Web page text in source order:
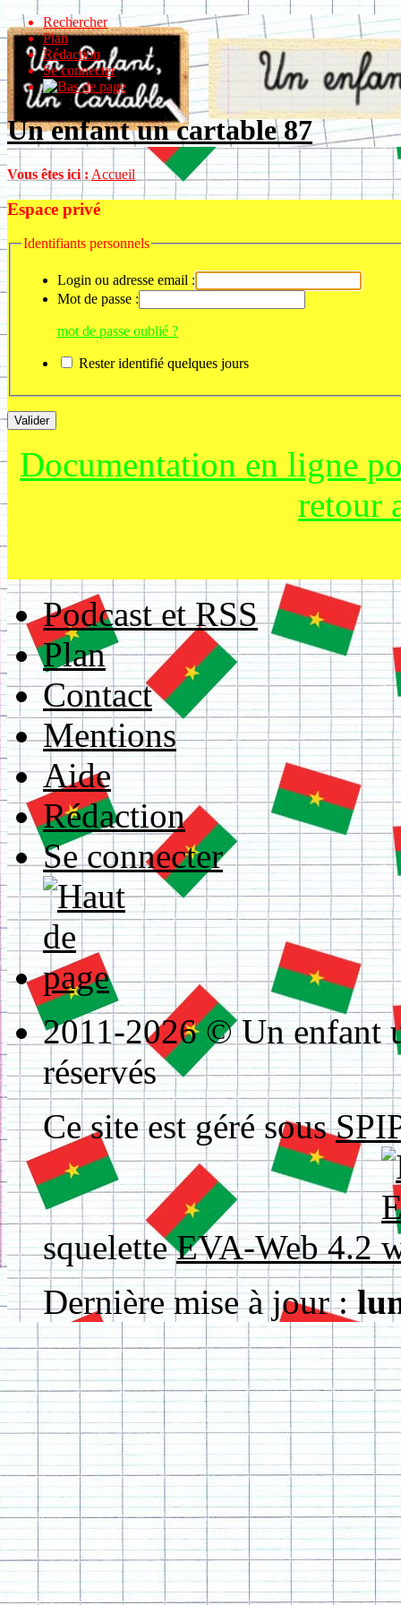
Rechercher
Plan
Rédaction
Se connecter
Un enfant un cartable 87
Vous êtes ici : Accueil
Espace privé
Identifiants personnels
Login ou adresse email :
Mot de passe :
mot de passe oublié ?
Rester identifié quelques jours
Documentation en ligne
retour
Podcast et RSS
Plan
Contact
Mentions
Aide
Rédaction
Se connecter
2011-2026 © Un enfant
réservés
Ce site est géré sous
squeletteEVA-Web 4.2
Dernière mise à jour :